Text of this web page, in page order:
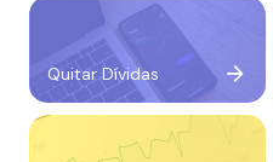
Quitar Dívidas